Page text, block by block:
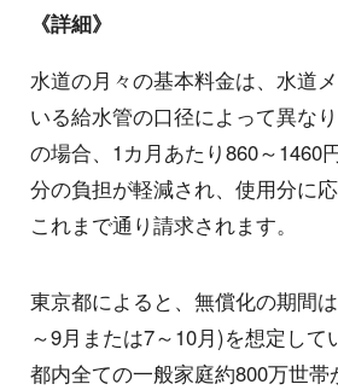
《詳細》
水道の月々の基本料金は、水道
いる給水管の口径によって異な
の場合、1カ月あたり860～1460
分の負担が軽減され、使用分に
これまで通り請求されます。
東京都によると、無償化の期間
～9月または7～10月)を想定して
都内全ての一般家庭約800万世